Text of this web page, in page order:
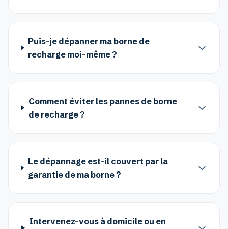
Puis-je dépanner ma borne de
recharge moi-même ?
Comment éviter les pannes de borne
de recharge ?
Le dépannage est-il couvert par la
garantie de ma borne ?
Intervenez-vous à domicile ou en